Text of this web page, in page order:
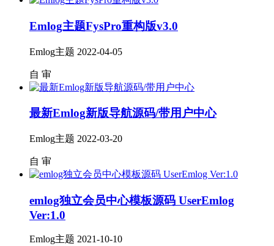
Emlog主题FysPro重构版v3.0
Emlog主题 2022-04-05
自 审
最新Emlog新版导航源码/带用户中心
Emlog主题 2022-03-20
自 审
emlog独立会员中心模板源码 UserEmlog
Ver:1.0
Emlog主题 2021-10-10